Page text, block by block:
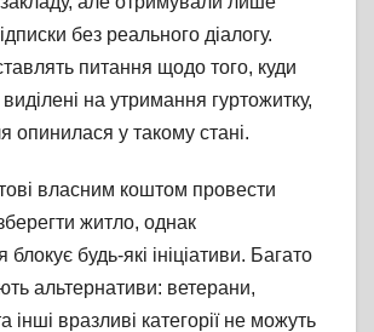
без реального діалогу.
питання щодо того, куди
на утримання гуртожитку,
опинилася у такому стані.
власним коштом провести
житло, однак
блокує будь-які ініціативи. Багато
альтернативи: ветерани,
інші вразливі категорії не можуть